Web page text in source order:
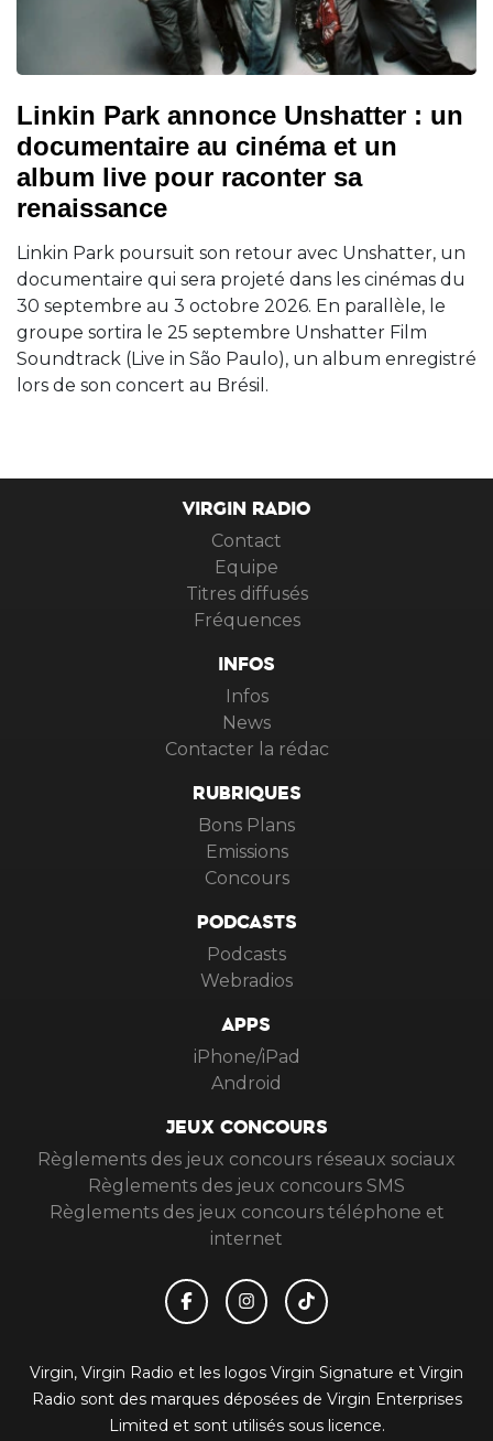
Linkin Park annonce Unshatter : un
documentaire au cinéma et un
album live pour raconter sa
renaissance
Linkin Park poursuit son retour avec Unshatter, un
documentaire qui sera projeté dans les cinémas du
30 septembre au 3 octobre 2026. En parallèle, le
groupe sortira le 25 septembre Unshatter Film
Soundtrack (Live in São Paulo), un album enregistré
lors de son concert au Brésil.
VIRGIN RADIO
Contact
Equipe
Titres diffusés
Fréquences
INFOS
Infos
News
Contacter la rédac
RUBRIQUES
Bons Plans
Emissions
Concours
PODCASTS
Podcasts
Webradios
APPS
iPhone/iPad
Android
JEUX CONCOURS
Règlements des jeux concours réseaux sociaux
Règlements des jeux concours SMS
Règlements des jeux concours téléphone et
internet
Virgin, Virgin Radio et les logos Virgin Signature et Virgin
Radio sont des marques déposées de Virgin Enterprises
Limited et sont utilisés sous licence.